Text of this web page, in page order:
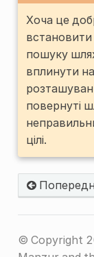
Хоча це
встановити
пошуку
вплинути
повернуті
цілі.
© Copyright